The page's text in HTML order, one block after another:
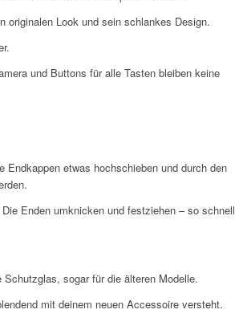
originalen Look und sein schlankes Design.
und Buttons für alle Tasten bleiben keine
etwas hochschieben und durch den
Enden umknicken und festziehen – so schnell
sogar für die älteren Modelle.
mit deinem neuen Accessoire versteht.